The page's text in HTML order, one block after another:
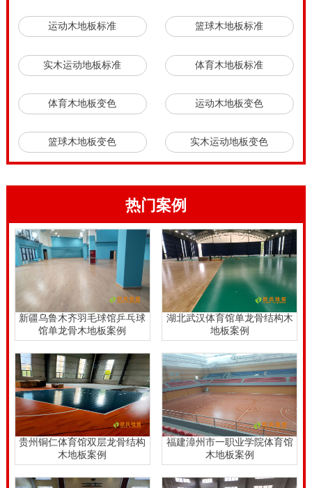
运动木地板标准 篮球木地板标准
实木运动地板标准 体育木地板标准
体育木地板变色 运动木地板变色
篮球木地板变色 实木运动地板变色
热门案例
新疆乌鲁木齐羽毛球馆乒乓球
馆单龙骨木地板案例
湖北武汉体育馆单龙骨结构木
地板案例
贵州铜仁体育馆双层龙骨结构
木地板案例
福建漳州市一职业学院体育馆
木地板案例